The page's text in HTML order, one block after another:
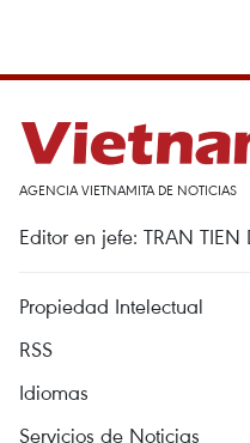
AGENCIA VIETNAMITA DE NOTICIAS
Editor en jefe: TRAN TIEN
Propiedad Intelectual
RSS
Idiomas
Servicios de Noticias